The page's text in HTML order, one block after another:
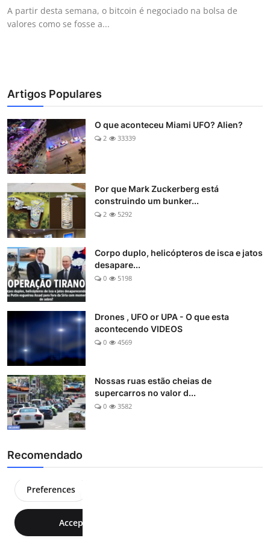
A partir desta semana, o bitcoin é negociado na bolsa de
valores como se fosse a...
Artigos Populares
O que aconteceu Miami UFO? Alien?
2 33339
Por que Mark Zuckerberg está
construindo um bunker...
2 5292
Corpo duplo, helicópteros de isca e jatos
desapare...
0 5198
Drones , UFO or UPA - O que esta
acontecendo VIDEOS
0 4569
Nossas ruas estão cheias de
supercarros no valor d...
0 3582
Recomendado